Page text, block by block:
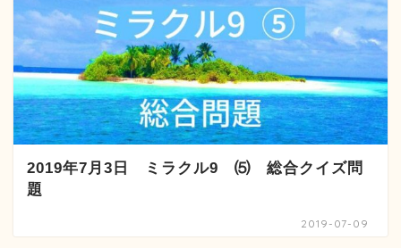
2019年7月3日 ミラクル9 ⑸ 総合クイズ問
題
2019-07-09